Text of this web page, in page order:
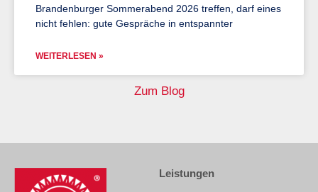
Brandenburger Sommerabend 2026 treffen, darf eines
nicht fehlen: gute Gespräche in entspannter
WEITERLESEN »
Zum Blog
Leistungen